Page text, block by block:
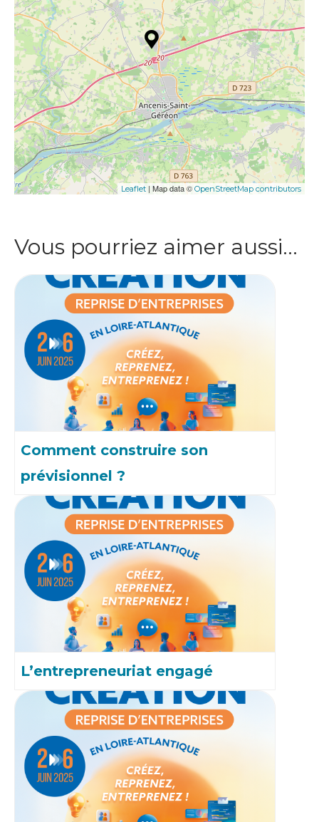
Leaflet | Map data © OpenStreetMap contributors
Vous pourriez aimer aussi…
Comment construire son
prévisionnel ?
L’entrepreneuriat engagé